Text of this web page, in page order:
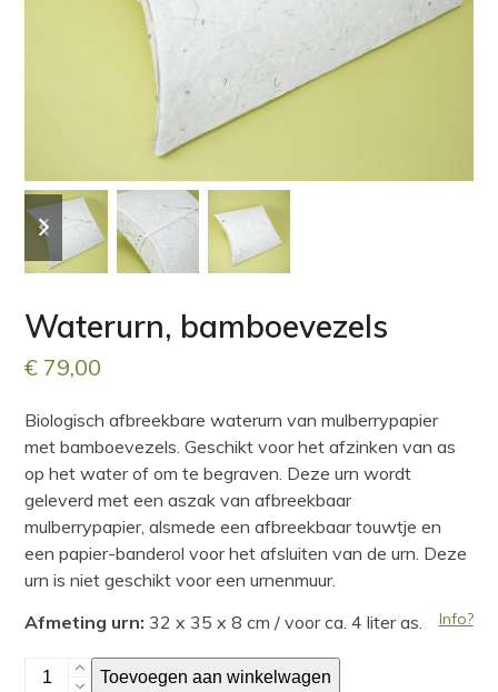
previous
slide
next
slide
Waterurn, bamboevezels
€ 79,00
Biologisch afbreekbare waterurn van mulberrypapier
met bamboevezels. Geschikt voor het afzinken van as
op het water of om te begraven. Deze urn wordt
geleverd met een aszak van afbreekbaar
mulberrypapier, alsmede een afbreekbaar touwtje en
een papier-banderol voor het afsluiten van de urn. Deze
urn is niet geschikt voor een urnenmuur.
Info?
Afmeting urn: 32 x 35 x 8 cm / voor ca. 4 liter as.
Waterurn,Toevoegen aan winkelwagen